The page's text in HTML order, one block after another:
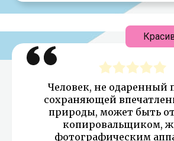
Человек, не одаренный
сохраняющей
природы, может быть
копировальщиком,
фотографическим